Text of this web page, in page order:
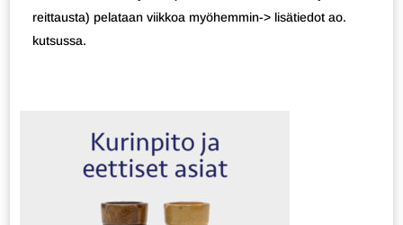
reittausta) pelataan viikkoa myöhemmin-> lisätiedot ao.
kutsussa.